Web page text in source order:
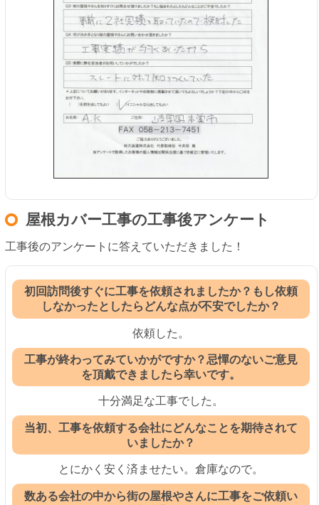
屋根カバー工事の工事後アンケート
工事後のアンケートに答えていただきました！
初回訪問後すぐに工事を依頼されましたか？もし依頼
しなかったとしたらどんな点が不安でしたか？
依頼した。
工事が終わってみていかがですか？忌憚のないご意見
を頂戴できましたら幸いです。
十分満足な工事でした。
当初、工事を依頼する会社にどんなことを期待されて
いましたか？
とにかく安く済ませたい。倉庫なので。
数ある会社の中から街の屋根やさんに工事をご依頼い